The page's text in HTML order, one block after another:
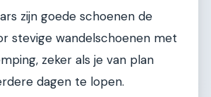
zijn goede schoenen de
stevige wandelschoenen met
zeker als je van plan
dagen te lopen.